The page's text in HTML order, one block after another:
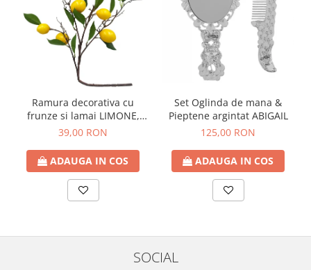
Ramura decorativa cu
frunze si lamai LIMONE,
65cm
39,00 RON
ADAUGA IN COS
Set Oglinda de mana &
Pieptene argintat ABIGAIL
125,00 RON
ADAUGA IN COS
SOCIAL